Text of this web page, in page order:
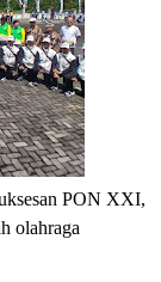
PON XXI,
olahraga